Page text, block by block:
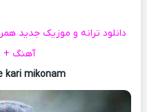
دانلود ترانه و موزیک جدید
آهنگ +
kari mikonam